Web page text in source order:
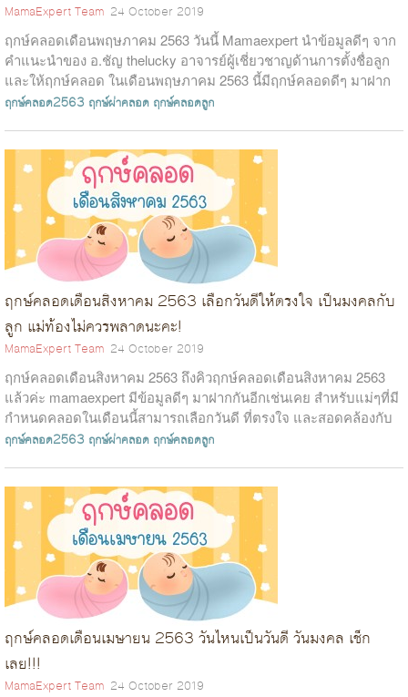
MamaExpert Team 24 October 2019
ฤกษ์คลอดเดือนพฤษภาคม 2563 วันนี้ Mamaexpert นำข้อมูลดีๆ จาก
คำแนะนำของ อ.ชัญ thelucky อาจารย์ผู้เชี่ยวชาญด้านการตั้งชื่อลูก
และให้ฤกษ์คลอด ในเดือนพฤษภาคม 2563 นี้มีฤกษ์คลอดดีๆ มาฝาก
อีกเช่นเคย สำหรับแ...
ฤกษ์คลอด2563 ฤกษ์ผ่าคลอด ฤกษ์คลอดลูก
ฤกษ์คลอดเดือนสิงหาคม 2563 เลือกวันดีให้ตรงใจ เป็นมงคลกับ
ลูก แม่ท้องไม่ควรพลาดนะคะ!
MamaExpert Team 24 October 2019
ฤกษ์คลอดเดือนสิงหาคม 2563 ถึงคิวฤกษ์คลอดเดือนสิงหาคม 2563
แล้วค่ะ mamaexpert มีข้อมูลดีๆ มาฝากกันอีกเช่นเคย สำหรับแม่ๆที่มี
กำหนดคลอดในเดือนนี้สามารถเลือกวันดี ที่ตรงใจ และสอดคล้องกับ
ความเชื่อกันได้...
ฤกษ์คลอด2563 ฤกษ์ผ่าคลอด ฤกษ์คลอดลูก
ฤกษ์คลอดเดือนเมษายน 2563 วันไหนเป็นวันดี วันมงคล เช็ก
เลย!!!
MamaExpert Team 24 October 2019